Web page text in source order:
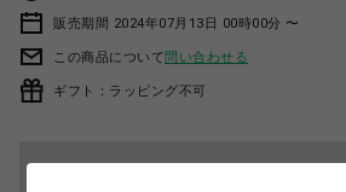
販売期間 2024年07月13日 00時00分 〜
この商品について問い合わせる
ギフト：ラッピング不可